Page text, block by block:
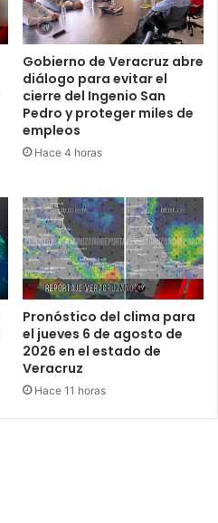
Gobierno de Veracruz abre
diálogo para evitar el
cierre del Ingenio San
Pedro y proteger miles de
empleos
Hace 4 horas
Pronóstico del clima para
el jueves 6 de agosto de
2026 en el estado de
Veracruz
Hace 11 horas